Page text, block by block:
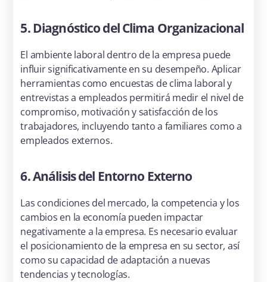
5. Diagnóstico del Clima Organizacional
El ambiente laboral dentro de la empresa puede
influir significativamente en su desempeño. Aplicar
herramientas como encuestas de clima laboral y
entrevistas a empleados permitirá medir el nivel de
compromiso, motivación y satisfacción de los
trabajadores, incluyendo tanto a familiares como a
empleados externos.
6. Análisis del Entorno Externo
Las condiciones del mercado, la competencia y los
cambios en la economía pueden impactar
negativamente a la empresa. Es necesario evaluar
el posicionamiento de la empresa en su sector, así
como su capacidad de adaptación a nuevas
tendencias y tecnologías.